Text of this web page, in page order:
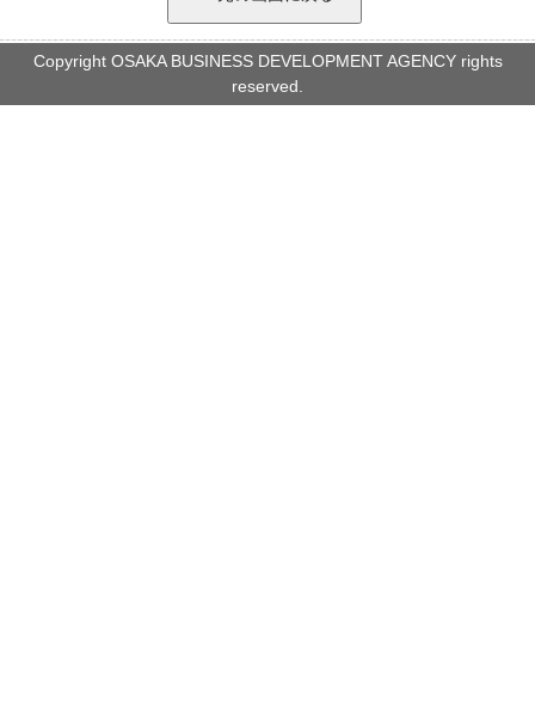
Copyright OSAKA BUSINESS DEVELOPMENT AGENCY rights
reserved.